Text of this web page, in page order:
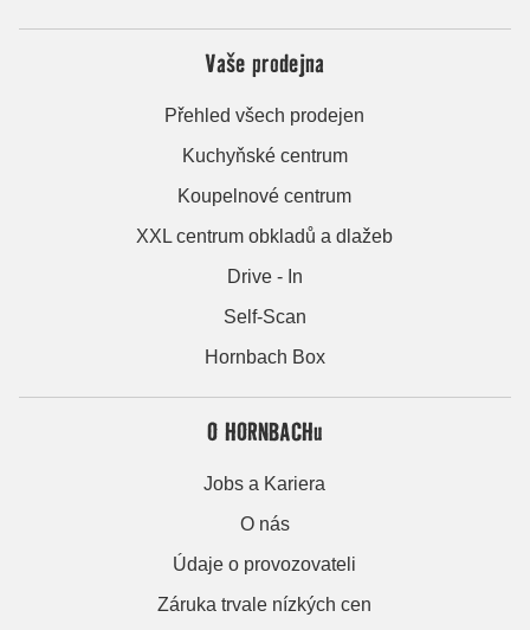
Vaše prodejna
Přehled všech prodejen
Kuchyňské centrum
Koupelnové centrum
XXL centrum obkladů a dlažeb
Drive - In
Self-Scan
Hornbach Box
O HORNBACHu
Jobs a Kariera
O nás
Údaje o provozovateli
Záruka trvale nízkých cen